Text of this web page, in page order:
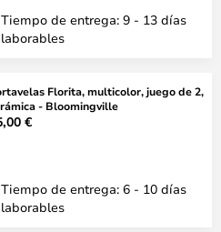
Tiempo de entrega: 9 - 13 días
laborables
Florita, multicolor, juego de 2,
- Bloomingville
€
Tiempo de entrega: 6 - 10 días
laborables